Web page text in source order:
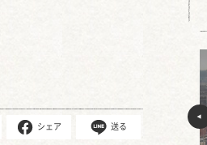
シェア 送る